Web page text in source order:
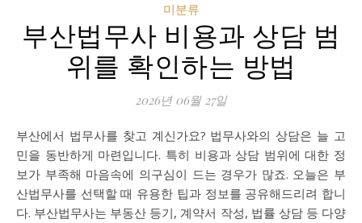
미분류
부산법무사 비용과 상담 범
위를 확인하는 방법
2026년 06월 27일
부산에서 법무사를 찾고 계신가요? 법무사와의 상담은 늘 고
민을 동반하게 마련입니다. 특히 비용과 상담 범위에 대한 정
보가 부족해 마음속에 의구심이 드는 경우가 많죠. 오늘은 부
산법무사를 선택할 때 유용한 팁과 정보를 공유해드리려 합니
다. 부산법무사는 부동산 등기, 계약서 작성, 법률 상담 등 다양